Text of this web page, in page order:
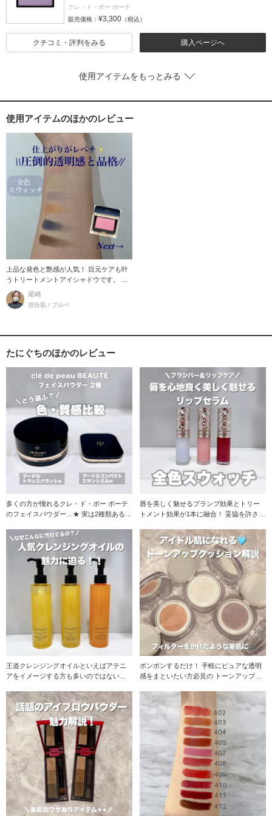
クレ・ド・ポー ボーテ
販売価格： ¥3,300 （税込）
購入ページへ
クチコミ・評判をみる
使用アイテムをもっとみる
使用アイテムのほかのレビュー
上品な発色と艶感が人気！ 目元ケアも叶
うトリートメントアイシャドウです。 単
色でも重ね
尾崎
混合肌 / ブルベ
たにぐちのほかのレビュー
多くの方が憧れるクレ・ド・ポー ボーテ
のフェイスパウダー…★ 実は2種類あるん
唇を美しく魅せるプランプ効果とトリー
トメント効果が1本に融合！ 妥協を許さな
王道クレンジングオイルといえばアテニ
アをイメージする方も多いのではないで
ポンポンするだけ！ 手軽にピュアな透明
感をまといたい方必見の トーンアップク